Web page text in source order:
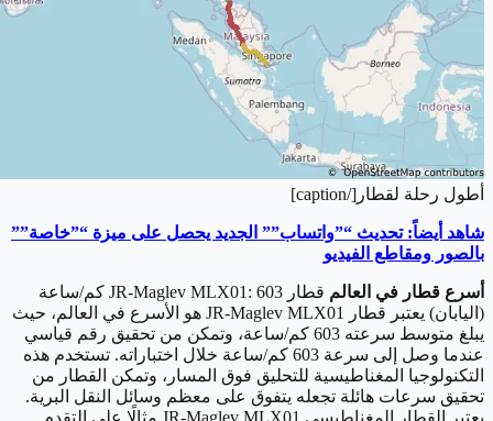
أطول رحلة لقطار[/caption]
شاهد أيضاً: تحديث “”واتساب”” الجديد يحصل على ميزة “”خاصة””
بالصور ومقاطع الفيديو
أسرع قطار في العالم
قطار JR-Maglev MLX01: 603 كم/ساعة
(اليابان) يعتبر قطار JR-Maglev MLX01 هو الأسرع في العالم، حيث
يبلغ متوسط سرعته 603 كم/ساعة، وتمكن من تحقيق رقم قياسي
عندما وصل إلى سرعة 603 كم/ساعة خلال اختباراته. تستخدم هذه
التكنولوجيا المغناطيسية للتحليق فوق المسار، وتمكن القطار من
تحقيق سرعات هائلة تجعله يتفوق على معظم وسائل النقل البرية.
يعتبر القطار المغناطيسي JR-Maglev MLX01 مثالًا على التقدم